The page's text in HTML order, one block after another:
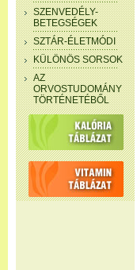
SZENVEDÉLY-
BETEGSÉGEK
SZTÁR-ÉLETMÓDI
KÜLÖNÖS SORSOK
AZ
ORVOSTUDOMÁNY
TÖRTÉNETÉBŐL